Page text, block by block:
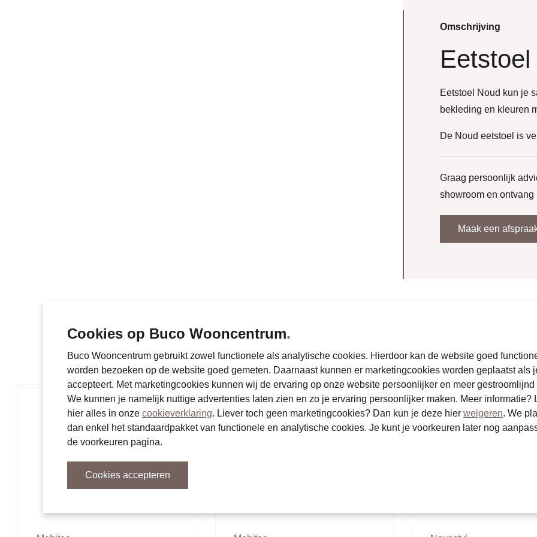
Omschrijving
Eetstoel Noud kun je
bekleding en kleuren
De Noud eetstoel is
Graag persoonlijk
showroom en
Maak een
Cookies op Buco Wooncentrum.
Buco Wooncentrum gebruikt zowel functionele als analytische cookies. Hierdoor kan de website goed
worden bezoeken op de website goed gemeten. Daarnaast kunnen er marketingcookies worden geplaatst als
accepteert. Met marketingcookies kunnen wij de ervaring op onze website persoonlijker en meer gestroomlijnd
We kunnen je namelijk nuttige advertenties laten zien en zo je ervaring persoonlijker maken. Meer informatie?
hier alles in onze cookieverklaring. Liever toch geen marketingcookies? Dan kun je deze hier weigeren. We
dan enkel het standaardpakket van functionele en analytische cookies. Je kunt je voorkeuren later nog
de voorkeuren pagina.
Cookies accepteren